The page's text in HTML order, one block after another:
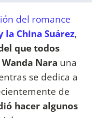
del romance
China Suárez,
que todos
Wanda Nara una
se dedica a
de
hacer algunos